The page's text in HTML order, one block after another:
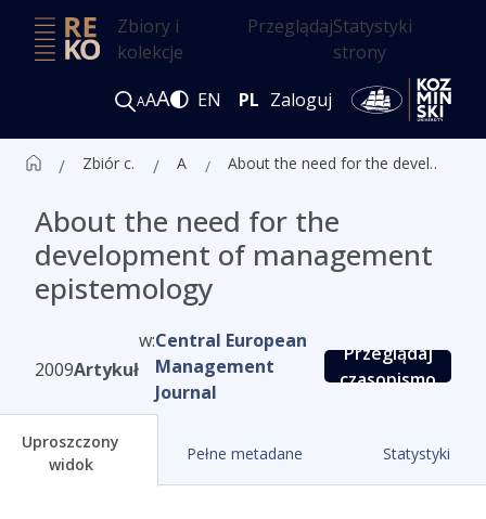
Zbiory i
kolekcje
PrzeglądajStatystyki
strony
AAA EN PL Zaloguj
Zbiór czasopism ALK About the need for the development of management epistemology
About the need for the
development of management
epistemology
2009Artykuł
w:Central European
Management
Journal
Przeglądaj
czasopismo
Uproszczony
widok
Pełne metadane Statystyki